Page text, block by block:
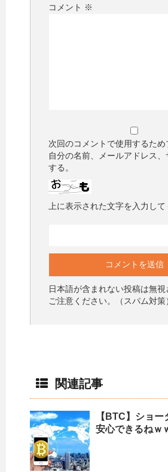
コメント ※
次回のコメントで使用するため
自分の名前、メールアドレス
する。
上に表示された文字を入力して
日本語が含まれない投稿は無
ご注意ください。（スパム対策
関連記事
【BTC】ショ
安心できるねｗ